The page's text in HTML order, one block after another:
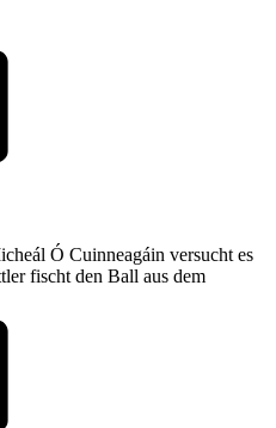
Ó Cuinneagáin versucht es
fischt den Ball aus dem